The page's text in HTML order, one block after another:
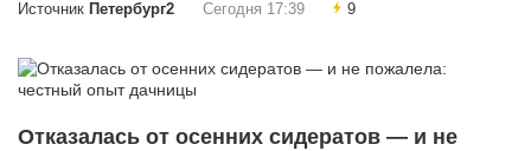
Источник Петербург2 Сегодня 17:39 9
Отказалась от осенних сидератов — и не